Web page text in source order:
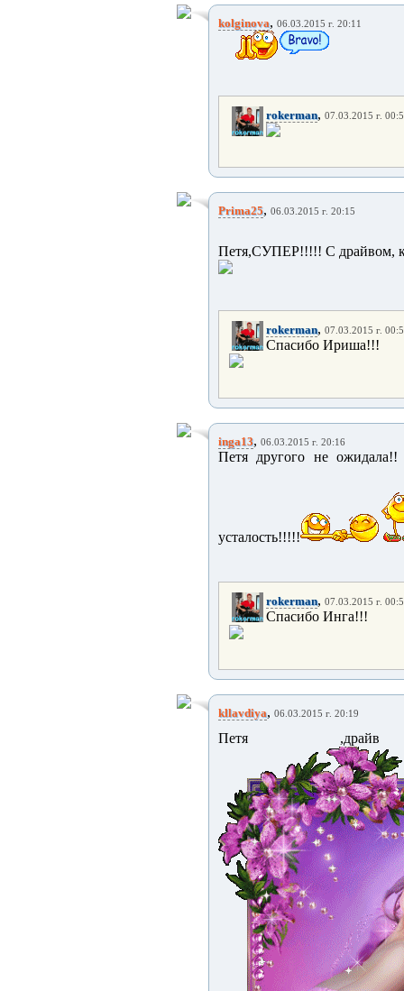
kolginova, 06.03.2015 г. 20:11
rokerman, 07.03.2015 г.
Prima25, 06.03.2015 г. 20:15
Петя,СУПЕР!!!!! С драйвом,
rokerman, 07.03.2015 г.
Спасибо Ириша!!!
inga13, 06.03.2015 г. 20:16
Петя другого не
усталость!!!!!
rokerman, 07.03.2015 г.
Спасибо Инга!!!
kllavdiya, 06.03.2015 г. 20:19
Петя